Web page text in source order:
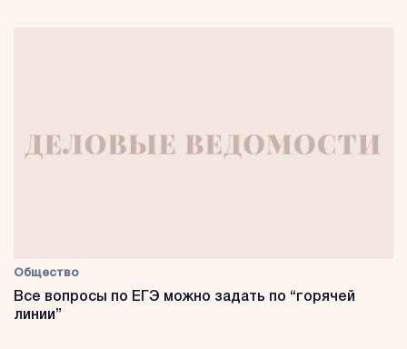
Общество
Все вопросы по ЕГЭ можно задать по “горячей
линии”